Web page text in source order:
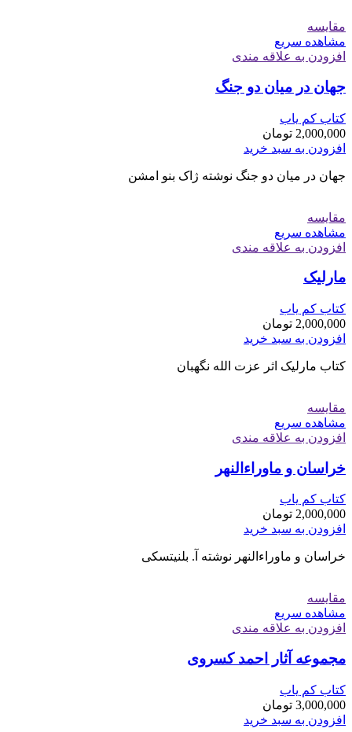
مقایسه
مشاهده سریع
افزودن به علاقه مندی
جهان در میان دو جنگ
کتاب کم یاب
2,000,000 تومان
افزودن به سبد خرید
جهان در میان دو جنگ نوشته ژاک بنو امشن
مقایسه
مشاهده سریع
افزودن به علاقه مندی
مارلیک
کتاب کم یاب
2,000,000 تومان
افزودن به سبد خرید
کتاب مارلیک اثر عزت الله نگهبان
مقایسه
مشاهده سریع
افزودن به علاقه مندی
خراسان و ماوراءالنهر
کتاب کم یاب
2,000,000 تومان
افزودن به سبد خرید
خراسان و ماوراءالنهر نوشته آ. بلنیتسکی
مقایسه
مشاهده سریع
افزودن به علاقه مندی
مجموعه آثار احمد کسروی
کتاب کم یاب
3,000,000 تومان
افزودن به سبد خرید